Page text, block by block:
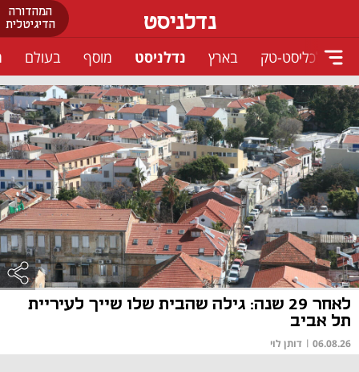
המהדורה
הדיגיטלית
נדלניסט
כלכליסט-טק בארץ נדלניסט מוסף בעולם
לאחר 29 שנה: גילה שהבית שלו שייך לעיריית
תל אביב
06.08.26
| דותן לוי